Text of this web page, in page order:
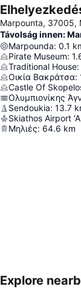
Marpounta, 37005,
Távolság innen:
Marpounda: 0.1
Pirate Museum:
Traditional House:
Οικία Βακράτσα:
Castle Of
Ολυμπιονίκης
Sendoukia: 13.7
Skiathos Airport
Μηλιές: 64.6 km
Nagy méretű
Explore